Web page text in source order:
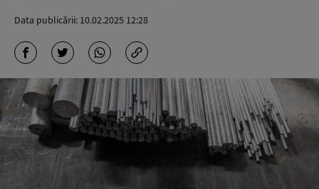
Data publicării: 10.02.2025 12:28